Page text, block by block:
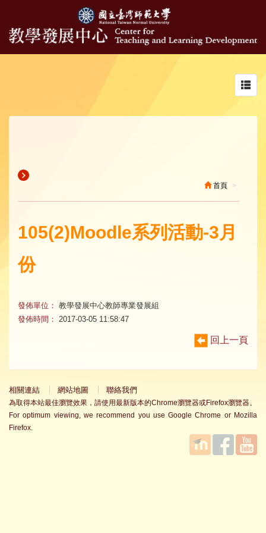
首頁
105(2)Moodle系列活動-3月
份
發佈單位： 教學發展中心教師專業發展組
發佈時間：
2017-03-05 11:58:47
回上一頁
相關連結 網站地圖 聯絡我們
為取得本站最佳瀏覽效果，請使用最新版本的Chrome瀏覽器或Firefox瀏覽器。
For optimum viewing, we recommend you use Google Chrome or Mozilla
Firefox.